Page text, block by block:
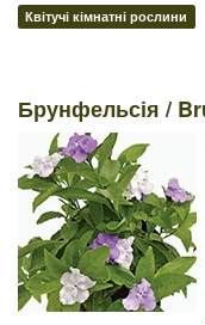
Квітучі кімнатні рослини
Брунфельсія /